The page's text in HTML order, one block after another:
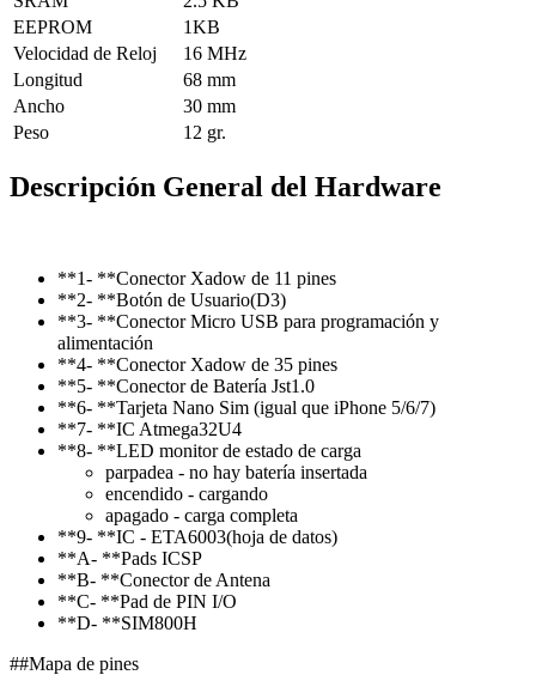
EEPROM
1KB
Velocidad de Reloj
16 MHz
Longitud
68 mm
Ancho
30 mm
Peso
12 gr.
Descripción General del Hardware
**1- **Conector Xadow de 11 pines
**2- **Botón de Usuario(D3)
**3- **Conector Micro USB para programación y
alimentación
**4- **Conector Xadow de 35 pines
**5- **Conector de Batería Jst1.0
**6- **Tarjeta Nano Sim (igual que iPhone 5/6/7)
**7- **IC Atmega32U4
**8- **LED monitor de estado de carga
parpadea - no hay batería insertada
encendido - cargando
apagado - carga completa
**9- **IC - ETA6003(hoja de datos)
**A- **Pads ICSP
**B- **Conector de Antena
**C- **Pad de PIN I/O
**D- **SIM800H
##Mapa de pines